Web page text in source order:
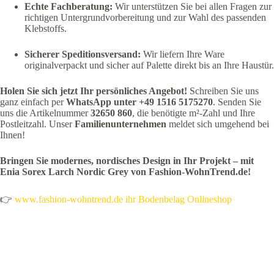
Echte Fachberatung: Wir unterstützen Sie bei allen Fragen zur
richtigen Untergrundvorbereitung und zur Wahl des passenden
Klebstoffs.
Sicherer Speditionsversand: Wir liefern Ihre Ware
originalverpackt und sicher auf Palette direkt bis an Ihre Haustür.
Holen Sie sich jetzt Ihr persönliches Angebot! Schreiben Sie uns
ganz einfach perWhatsApp unter +49 1516 5175270. Senden Sie
uns die Artikelnummer32650 860, die benötigte m²-Zahl und Ihre
Postleitzahl. UnserFamilienunternehmen meldet sich umgehend bei
Ihnen!
Bringen Sie modernes, nordisches Design in Ihr Projekt – mit
Enia Sorex Larch Nordic Grey von Fashion-WohnTrend.de!
👉 www.fashion-wohntrend.de ihr Bodenbelag Onlineshop